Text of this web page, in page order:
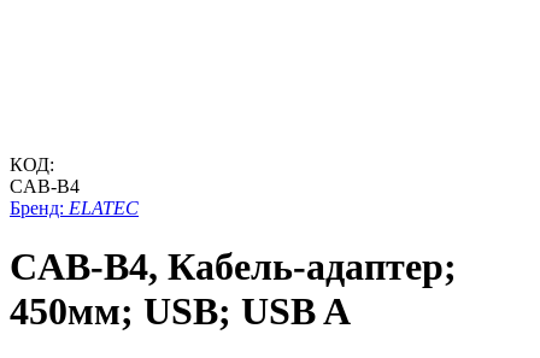
КОД:
CAB-B4
Бренд: ELATEC
CAB-B4, Кабель-адаптер;
450мм; USB; USB A